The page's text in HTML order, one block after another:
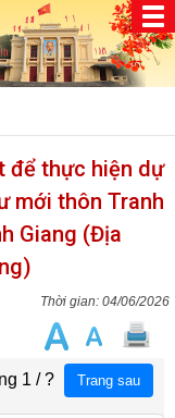
để thực hiện dự
mới thôn Tranh
Giang (Địa
04/06/2026